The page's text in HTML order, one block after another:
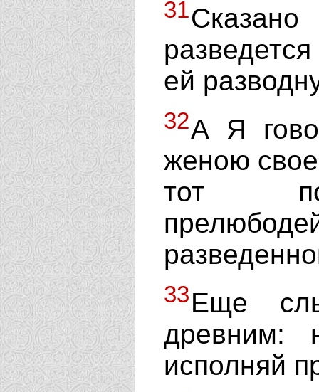
31
ей
32А Я
женою
тот
33Еще
древним:
исполняй